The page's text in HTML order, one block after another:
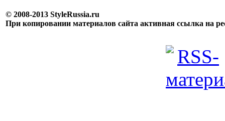
© 2008-2013 StyleRussia.ru
При копировании материалов сайта активная ссылка на